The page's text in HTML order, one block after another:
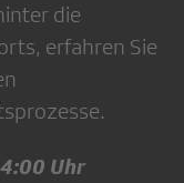
die
erfahren Sie
Uhr